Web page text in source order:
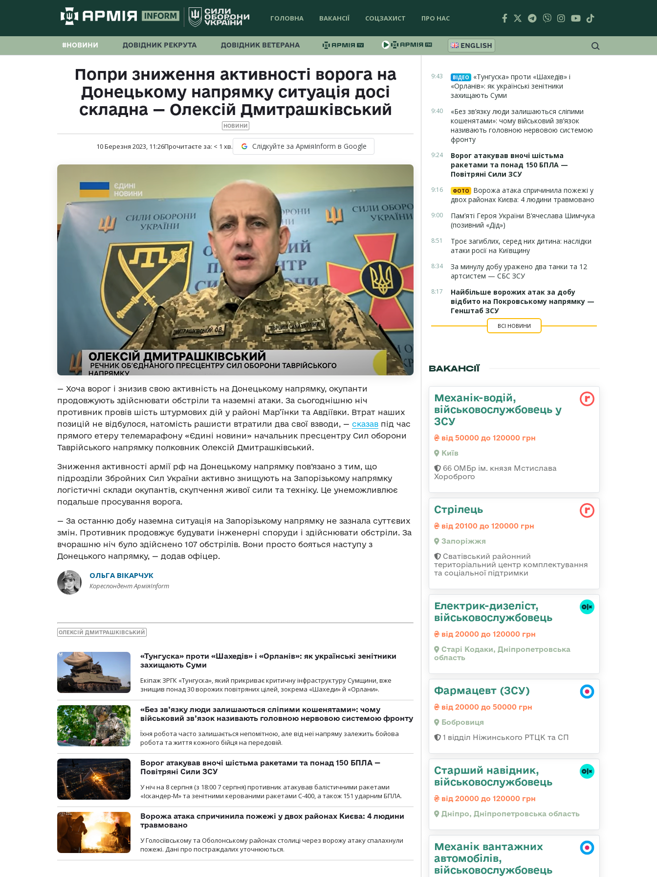
ГОЛОВНА ВАКАНСІЇ СОЦЗАХИСТ ПРО НАС
#НОВИНИ ДОВІДНИК РЕКРУТА ДОВІДНИК ВЕТЕРАНА ENGLISH
Попри зниження активності ворога на
Донецькому напрямку ситуація досі
складна — Олексій Дмитрашківський
НОВИНИ
10 Березня 2023, 11:26Прочитаєте за: < 1 хв. Слідкуйте за АрміяInform в Google
— Хоча ворог і знизив свою активність на Донецькому напрямку, окупанти
продовжують здійснювати обстріли та наземні атаки. За сьогоднішню ніч
противник провів шість штурмових дій у районі Мар’їнки та Авдіївки. Втрат наших
позицій не відбулося, натомість рашисти втратили два свої взводи, — сказав під час
прямого етеру телемарафону «Єдині новини» начальник пресцентру Сил оборони
Таврійського напрямку полковник Олексій Дмитрашківський.
Зниження активності армії рф на Донецькому напрямку пов’язано з тим, що
підрозділи Збройних Сил України активно знищують на Запорізькому напрямку
логістичні склади окупантів, скупчення живої сили та техніку. Це унеможливлює
подальше просування ворога.
— За останню добу наземна ситуація на Запорізькому напрямку не зазнала суттєвих
змін. Противник продовжує будувати інженерні споруди і здійснювати обстріли. За
вчорашню ніч було здійснено 107 обстрілів. Вони просто бояться наступу з
Донецького напрямку, — додав офіцер.
ОЛЬГА ВІКАРЧУК
Кореспондент АрміяInform
ОЛЕКСІЙ ДМИТРАШКІВСЬКИЙ
«Тунгуска» проти «Шахедів» і «Орланів»: як українські зенітники
захищають Суми
Екіпаж ЗРГК «Тунгуска», який прикриває критичну інфраструктуру Сумщини, вже
знищив понад 30 ворожих повітряних цілей, зокрема «Шахеди» й «Орлани».
«Без зв’язку люди залишаються сліпими кошенятами»: чому
військовий зв’язок називають головною нервовою системою фронту
Їхня робота часто залишається непомітною, але від неї напряму залежить бойова
робота та життя кожного бійця на передовій.
Ворог атакував вночі шістьма ракетами та понад 150 БПЛА —
Повітряні Сили ЗСУ
У ніч на 8 серпня (з 18:00 7 серпня) противник атакував балістичними ракетами
«Іскандер-М» та зенітними керованими ракетами С-400, а також 151 ударним БПЛА.
Ворожа атака спричинила пожежі у двох районах Києва: 4 людини
травмовано
У Голосіївському та Оболонському районах столиці через ворожу атаку спалахнули
пожежі. Дані про постраждалих уточнюються.
9:43 ВІДЕО
«Тунгуска» проти «Шахедів» і
«Орланів»: як українські зенітники
захищають Суми
9:40
«Без зв’язку люди залишаються сліпими
кошенятами»: чому військовий зв’язок
називають головною нервовою системою
фронту
9:24
Ворог атакував вночі шістьма
ракетами та понад 150 БПЛА —
Повітряні Сили ЗСУ
9:16 ФОТО
Ворожа атака спричинила пожежі у
двох районах Києва: 4 людини травмовано
9:00
Пам’яті Героя України В’ячеслава Шимчука
(позивний «Дід»)
8:51
Троє загиблих, серед них дитина: наслідки
атаки росії на Київщину
8:34
За минулу добу уражено два танки та 12
артсистем — СБС ЗСУ
8:17
Найбільше ворожих атак за добу
відбито на Покровському напрямку —
Генштаб ЗСУ
ВСІ НОВИНИ
ВАКАНСІЇ
Механік-водій,
військовослужбовець у
ЗСУ
від 50000 до 120000 грн
Київ
66 ОМБр ім. князя Мстислава
Хороброго
Стрілець
від 20100 до 120000 грн
Запоріжжя
Сватівський районний
територіальний центр комплектування
та соціальної підтримки
Електрик-дизеліст,
військовослужбовець
від 20000 до 120000 грн
Старі Кодаки, Дніпропетровська
область
Фармацевт (ЗСУ)
від 20000 до 50000 грн
Бобровиця
1 відділ Ніжинського РТЦК та СП
Старший навідник,
військовослужбовець
від 20000 до 120000 грн
Дніпро, Дніпропетровська область
Механік вантажних
автомобілів,
військовослужбовець